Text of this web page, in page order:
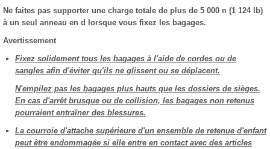
Ne faites pas supporter une charge totale de plus de 5 000 n (1 124 lb)
à un seul anneau en d lorsque vous fixez les bagages.
Avertissement
Fixez solidement tous les bagages à l'aide de cordes ou de
sangles afin d'éviter qu'ils ne glissent ou se déplacent.
N'empilez pas les bagages plus hauts que les dossiers de sièges.
En cas d'arrêt brusque ou de collision, les bagages non retenus
pourraient entraîner des blessures.
La courroie d'attache supérieure d'un ensemble de retenue d'enfant
peut être endommagée si elle entre en contact avec des articles